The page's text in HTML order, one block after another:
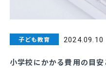
子ども教育 2024.09.10
小学校にかかる費用の目